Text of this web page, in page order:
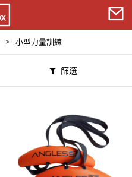
> 小型力量訓練
篩選